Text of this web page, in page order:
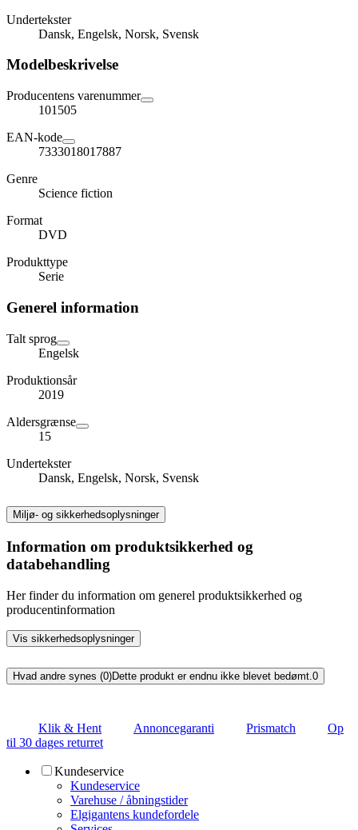
Undertekster
Dansk, Engelsk, Norsk, Svensk
Modelbeskrivelse
Producentens varenummer
101505
EAN-kode
7333018017887
Genre
Science fiction
Format
DVD
Produkttype
Serie
Generel information
Talt sprog
Engelsk
Produktionsår
2019
Aldersgrænse
15
Undertekster
Dansk, Engelsk, Norsk, Svensk
Miljø- og sikkerhedsoplysninger
Information om produktsikkerhed og
databehandling
Her finder du information om generel produktsikkerhed og
producentinformation
Vis sikkerhedsoplysninger
Hvad andre synes (0)Dette produkt er endnu ikke blevet bedømt.0
Klik & Hent Annoncegaranti Prismatch
Op
til 30 dages returret
Kundeservice
Kundeservice
Varehuse / åbningstider
Elgigantens kundefordele